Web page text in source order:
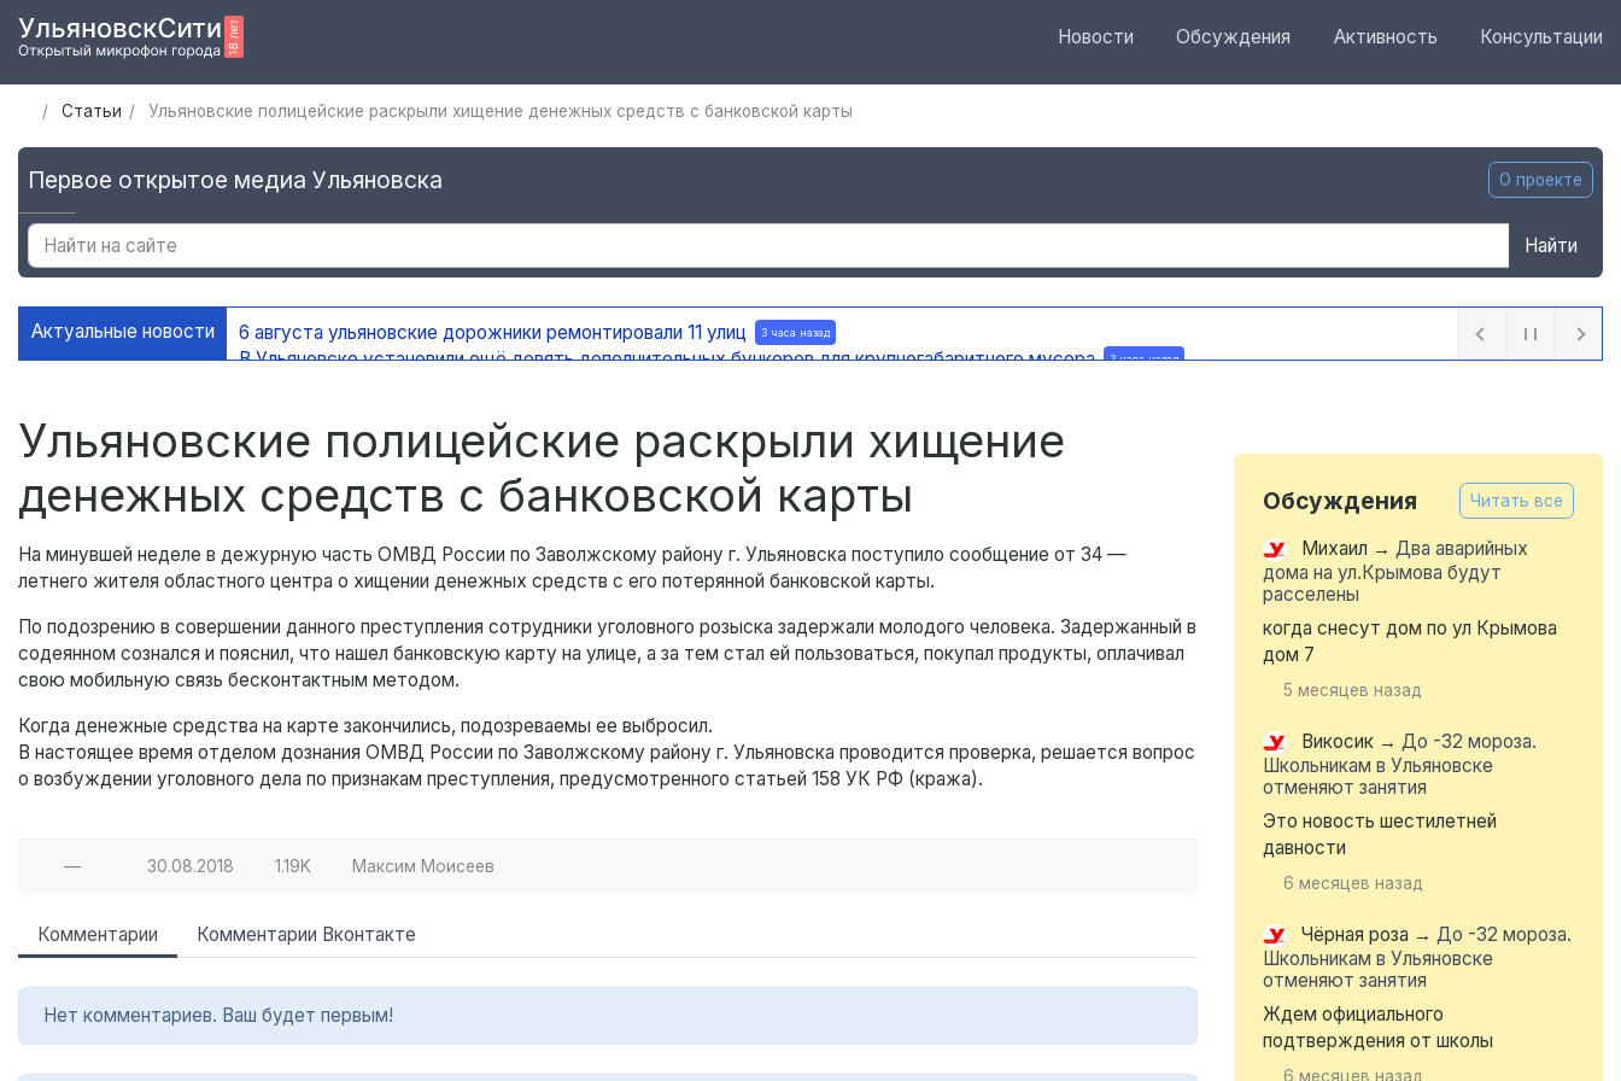
Новости Обсуждения Активность Консультации
Статьи Ульяновские полицейские раскрыли хищение денежных средств с банковской карты
Первое открытое медиа Ульяновска О проекте
Найти
Актуальные новости 6 августа ульяновские дорожники ремонтировали 11 улиц 3 часа назад
В Ульяновске установили ещё девять дополнительных бункеров для крупногабаритного мусора 3 часа назад
Ульяновские полицейские раскрыли хищение
денежных средств с банковской карты
На минувшей неделе в дежурную часть ОМВД России по Заволжскому району г. Ульяновска поступило сообщение от 34 —
летнего жителя областного центра о хищении денежных средств с его потерянной банковской карты.
По подозрению в совершении данного преступления сотрудники уголовного розыска задержали молодого человека. Задержанный в
содеянном сознался и пояснил, что нашел банковскую карту на улице, а за тем стал ей пользоваться, покупал продукты, оплачивал
свою мобильную связь бесконтактным методом.
Когда денежные средства на карте закончились, подозреваемы ее выбросил.
В настоящее время отделом дознания ОМВД России по Заволжскому району г. Ульяновска проводится проверка, решается вопрос
о возбуждении уголовного дела по признакам преступления, предусмотренного статьей 158 УК РФ (кража).
— 30.08.2018 1.19K Максим Моисеев
Комментарии Комментарии Вконтакте
Нет комментариев. Ваш будет первым!
Обсуждения Читать все
Михаил → Два аварийных
дома на ул.Крымова будут
расселены
когда снесут дом по ул Крымова
дом 7
5 месяцев назад
Викосик → До -32 мороза.
Школьникам в Ульяновске
отменяют занятия
Это новость шестилетней
давности
6 месяцев назад
Чёрная роза → До -32 мороза.
Школьникам в Ульяновске
отменяют занятия
Ждем официального
подтверждения от школы
6 месяцев назад